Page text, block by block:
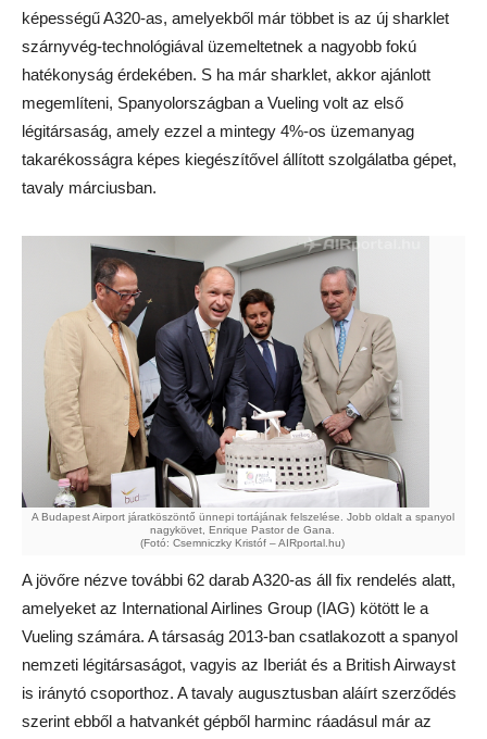
képességű A320-as, amelyekből már többet is az új sharklet
szárnyvég-technológiával üzemeltetnek a nagyobb fokú
hatékonyság érdekében. S ha már sharklet, akkor ajánlott
megemlíteni, Spanyolországban a Vueling volt az első
légitársaság, amely ezzel a mintegy 4%-os üzemanyag
takarékosságra képes kiegészítővel állított szolgálatba gépet,
tavaly márciusban.
A Budapest Airport járatköszöntő ünnepi tortájának felszelése. Jobb oldalt a spanyol
nagykövet, Enrique Pastor de Gana.
(Fotó: Csemniczky Kristóf – AIRportal.hu)
A jövőre nézve további 62 darab A320-as áll fix rendelés alatt,
amelyeket az International Airlines Group (IAG) kötött le a
Vueling számára. A társaság 2013-ban csatlakozott a spanyol
nemzeti légitársaságot, vagyis az Iberiát és a British Airwayst
is iránytó csoporthoz. A tavaly augusztusban aláírt szerződés
szerint ebből a hatvankét gépből harminc ráadásul már az